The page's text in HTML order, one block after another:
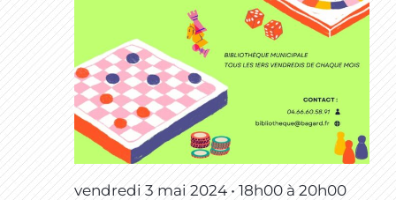
vendredi 3 mai 2024 • 18h00 à 20h00